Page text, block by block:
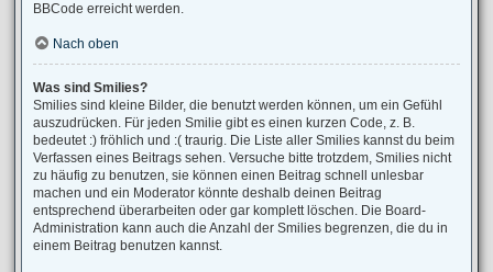
BBCode erreicht werden.
Nach oben
Was sind Smilies?
Smilies sind kleine Bilder, die benutzt werden können, um ein Gefühl
auszudrücken. Für jeden Smilie gibt es einen kurzen Code, z. B.
bedeutet :) fröhlich und :( traurig. Die Liste aller Smilies kannst du beim
Verfassen eines Beitrags sehen. Versuche bitte trotzdem, Smilies nicht
zu häufig zu benutzen, sie können einen Beitrag schnell unlesbar
machen und ein Moderator könnte deshalb deinen Beitrag
entsprechend überarbeiten oder gar komplett löschen. Die Board-
Administration kann auch die Anzahl der Smilies begrenzen, die du in
einem Beitrag benutzen kannst.